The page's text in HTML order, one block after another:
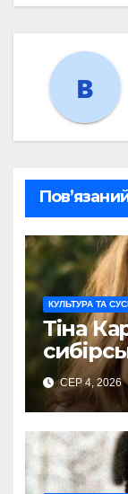
КУЛЬТУРА ТА
Тіна
голосу
СЕР 4, 2026